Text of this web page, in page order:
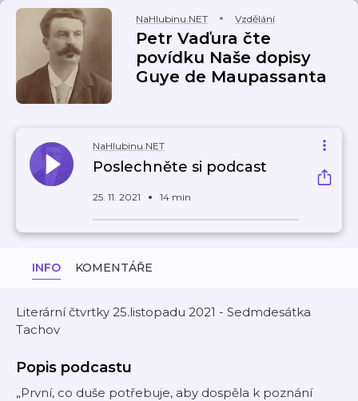
NaHlubinu.NET Vzdělání
Petr Vaďura čte
povídku Naše dopisy
Guye de Maupassanta
NaHlubinu.NET
Poslechněte si podcast
25. 11. 2021 14 min
INFO KOMENTÁŘE
Literární čtvrtky 25.listopadu 2021 - Sedmdesátka
Tachov
Popis podcastu
„První, co duše potřebuje, aby dospěla k poznání